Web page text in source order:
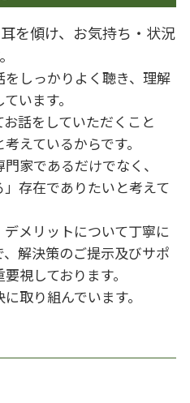
を傾け、お気持ち・状況
しっかりよく聴き、理解
います。
話をしていただくこと
えているからです。
家であるだけでなく、
」存在でありたいと考えて
メリットについて丁寧に
解決策のご提示及びサポ
視しております。
取り組んでいます。